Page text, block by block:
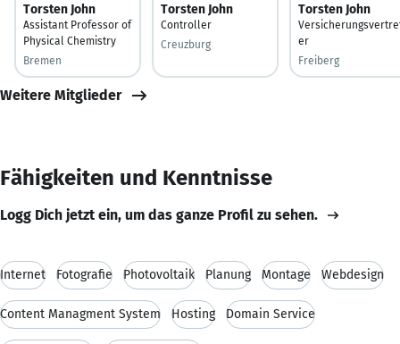
Torsten John
Assistant Professor of
Physical Chemistry
Bremen
Torsten John
Controller
Creuzburg
Torsten John
er
Freiberg
Weitere Mitglieder
Fähigkeiten und Kenntnisse
Logg Dich jetzt ein, um das ganze Profil zu sehen.
Internet Fotografie Photovoltaik Planung Montage Webdesign
Content Managment System Hosting Domain Service